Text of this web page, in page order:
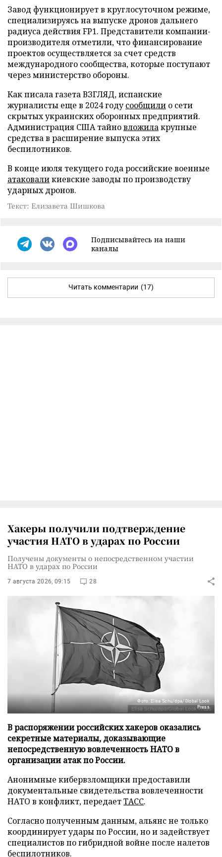
Завод функционирует в круглосуточном режиме,
специализируясь на выпуске дронов дальнего
радиуса действия FP1. Представители компании-
производителя отметили, что финансирование
проектов осуществляется за счет средств
международного сообщества, которые поступают
через министерство обороны.
Как писала газета ВЗГЛЯД, испанские
журналисты еще в 2024 годусообщили о сети
скрытых украинских оборонных предприятий.
Администрация США тайновложилакрупные
средства в расширение выпуска этих
беспилотников.
В конце июля текущего года российские военные
атаковаликиевские заводы по производству
ударных дронов.
Текст: Елизавета Шишкова
Подписывайтесь на наши
каналы
Читать комментарии (17)
Хакеры получили подтверждение
участия НАТО в ударах по России
Получены документы о непосредственном участии
НАТО в ударах по России
7 августа 2026, 09:15 28
Фото: Elisa Schu/dpa/Global Look
Press
В распоряжении российских хакеров оказались
секретные материалы, доказывающие
непосредственную вовлеченность НАТО в
организации атак по России.
Анонимные кибервзломщики предоставили
документальные свидетельства вовлеченности
НАТО в конфликт, передаетТАСС.
Согласно полученным данным, альянс не только
координирует удары по России, но и задействует
специалистов по гибридной войне после налетов
беспилотников.